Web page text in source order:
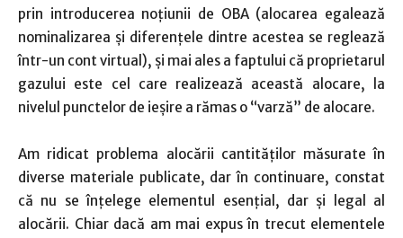
prin introducerea noțiunii de OBA (alocarea egalează
nominalizarea și diferențele dintre acestea se reglează
într-un cont virtual), și mai ales a faptului că proprietarul
gazului este cel care realizează această alocare, la
nivelul punctelor de ieșire a rămas o “varză” de alocare.
Am ridicat problema alocării cantităților măsurate în
diverse materiale publicate, dar în continuare, constat
că nu se înțelege elementul esențial, dar și legal al
alocării. Chiar dacă am mai expus în trecut elementele